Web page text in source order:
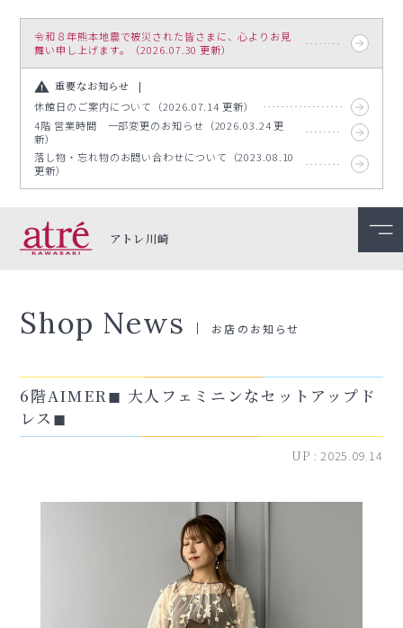
令和８年熊本地震で被災された皆さまに、心よりお見
舞い申し上げます。（2026.07.30 更新）
重要なお知らせ
休館日のご案内について（2026.07.14 更新）
4階 営業時間 一部変更のお知らせ（2026.03.24 更
新）
落し物・忘れ物のお問い合わせについて（2023.08.10
更新）
アトレ川崎
Shop News お店のお知らせ
6階AIMER◼︎ 大人フェミニンなセットアップド
レス◼︎
UP :2025.09.14